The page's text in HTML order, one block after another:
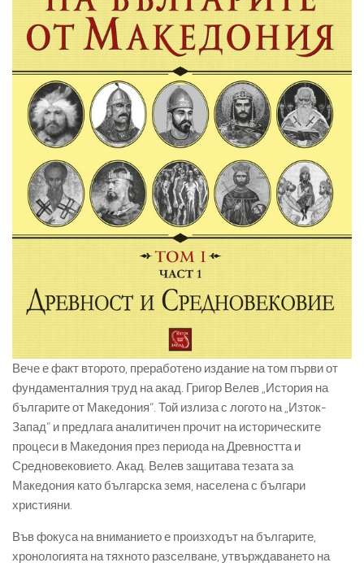
Вече е факт второто, преработено издание на том първи от
фундаменталния труд на акад. Григор Велев „История на
българите от Македония“. Той излиза с логото на „Изток-
Запад“ и предлага аналитичен прочит на историческите
процеси в Македония през периода на Древността и
Средновековието. Акад. Велев защитава тезата за
Македония като българска земя, населена с българи
християни.
Във фокуса на вниманието е произходът на българите,
хронологията на тяхното разселване, утвърждаването на